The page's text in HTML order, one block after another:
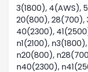
3(1800), 4(AWS),
20(800), 28(700),
40(2300),
n1(2100),
n20(800),
n40(2300),